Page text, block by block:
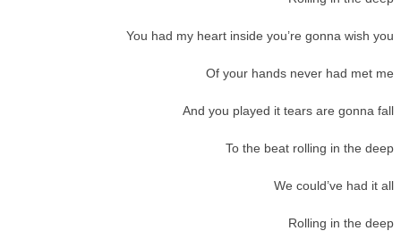
You had my heart inside you’re gonna wish you
Of your hands never had met me
And you played it tears are gonna fall
To the beat rolling in the deep
We could’ve had it all
Rolling in the deep